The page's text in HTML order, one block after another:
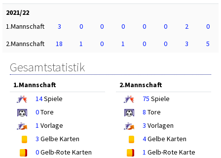
2021/22
1.Mannschaft
3 0 0 0 0 0 2
0
2.Mannschaft
18 1 0 1 0 0 3 5
Gesamtstatistik
1.Mannschaft
14Spiele
0Tore
1 Vorlage
3 Gelbe Karten
0Gelb-Rote Karten
2.Mannschaft
75 Spiele
8 Tore
3 Vorlagen
4Gelbe Karten
1 Gelb-Rote Karte